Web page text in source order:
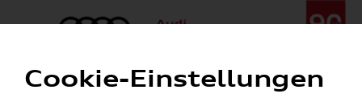
Menü
Cookie-Einstellungen